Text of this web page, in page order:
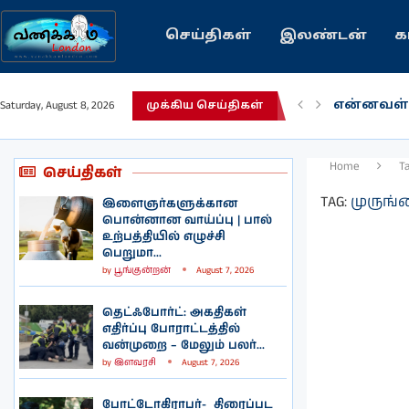
செய்திகள் இலண்டன்
Saturday, August 8, 2026 முக்கிய செய்திகள்
என்னவள்!
செய்திகள்
இளைஞர்களுக்கான
பொன்னான வாய்ப்பு | பால்
உற்பத்தியில் எழுச்சி
பெறுமா...
by பூங்குன்றன் August 7, 2026
தெட்ஃபோர்ட்: அகதிகள்
எதிர்ப்பு போராட்டத்தில்
வன்முறை – மேலும் பலர்...
by இளவரசி August 7, 2026
போட்டோகிராபர்- ‌ திரைப்பட
Home
TAG: